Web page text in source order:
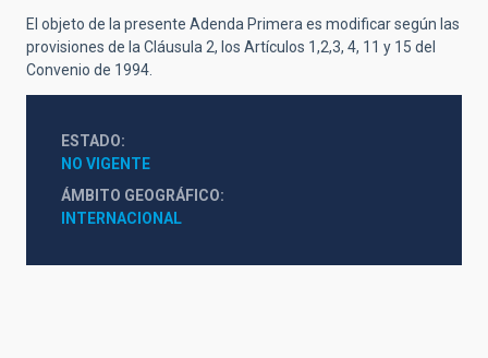
El objeto de la presente Adenda Primera es modificar según las
provisiones de la Cláusula 2, los Artículos 1,2,3, 4, 11 y 15 del
Convenio de 1994.
ESTADO
NO VIGENTE
ÁMBITO GEOGRÁFICO
INTERNACIONAL